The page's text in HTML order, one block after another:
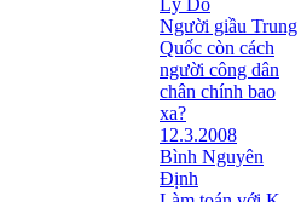
Lý Do
Người giầu Trung
Quốc còn cách
người công dân
chân chính bao
xa?
12.3.2008
Bình Nguyên
Định